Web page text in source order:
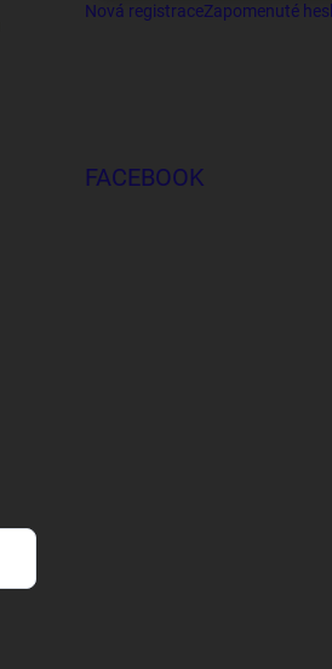
Nová registraceZapomenuté
FACEBOOK